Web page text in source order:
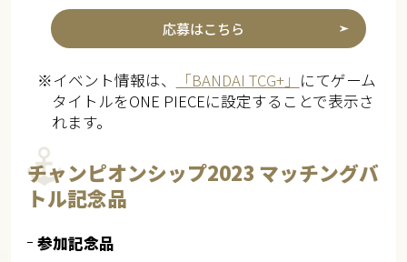
応募はこちら
※イベント情報は、 「BANDAI TCG+」 にてゲーム
タイトルをONE PIECEに設定することで表示さ
れます。
チャンピオンシップ2023 マッチングバ
トル記念品
参加記念品